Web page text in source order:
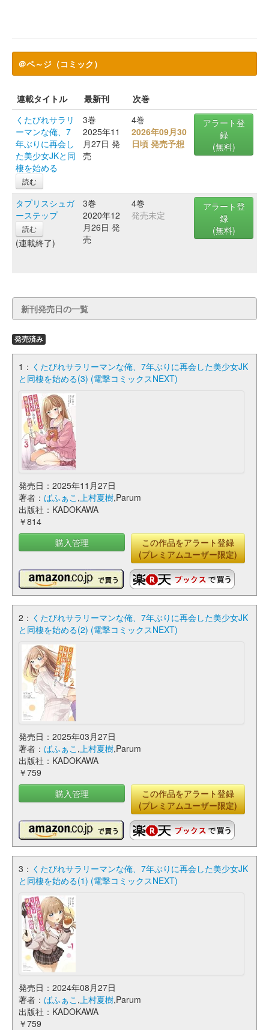
＠ペ～ジ（コミック）
連載タイトル 最新刊
次巻
くたびれサラリ
ーマンな俺、7
年ぶりに再会し
た美少女JKと同
棲を始める
読む
3巻
2025年11
月27日 発
売
4巻
2026年09月30
日頃 発売予想
アラート登
録
(無料)
タプリスシュガ
ーステップ
読む
(連載終了)
3巻
2020年12
月26日 発
売
4巻
発売未定
アラート登
録
(無料)
新刊発売日の一覧
発売済み
1： くたびれサラリーマンな俺、7年ぶりに再会した美少女JK
と同棲を始める(3) (電撃コミックスNEXT)
発売日：2025年11月27日
著者： ばふぁこ ,上村夏樹,Parum
出版社：KADOKAWA
￥814
購入管理
この作品をアラート登録
(プレミアムユーザー限定)
2： くたびれサラリーマンな俺、7年ぶりに再会した美少女JK
と同棲を始める(2) (電撃コミックスNEXT)
発売日：2025年03月27日
著者： ばふぁこ ,上村夏樹,Parum
出版社：KADOKAWA
￥759
購入管理
この作品をアラート登録
(プレミアムユーザー限定)
3： くたびれサラリーマンな俺、7年ぶりに再会した美少女JK
と同棲を始める(1) (電撃コミックスNEXT)
発売日：2024年08月27日
著者： ばふぁこ ,上村夏樹,Parum
出版社：KADOKAWA
￥759